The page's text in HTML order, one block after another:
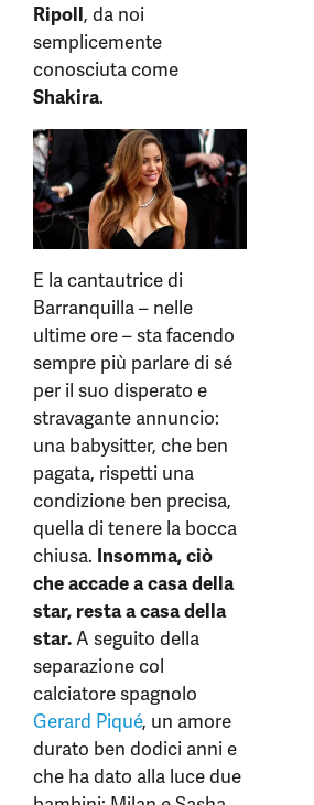
Ripoll, da noi
semplicemente
conosciuta come
Shakira.
E la cantautrice di
Barranquilla – nelle
ultime ore – sta facendo
sempre più parlare di sé
per il suo disperato e
stravagante annuncio:
una babysitter, che ben
pagata, rispetti una
condizione ben precisa,
quella di tenere la bocca
chiusa. Insomma, ciò
che accade a casa della
star, resta a casa della
star.A seguito della
separazione col
calciatore spagnolo
Gerard Piqué, un amore
durato ben dodici anni e
che ha dato alla luce due